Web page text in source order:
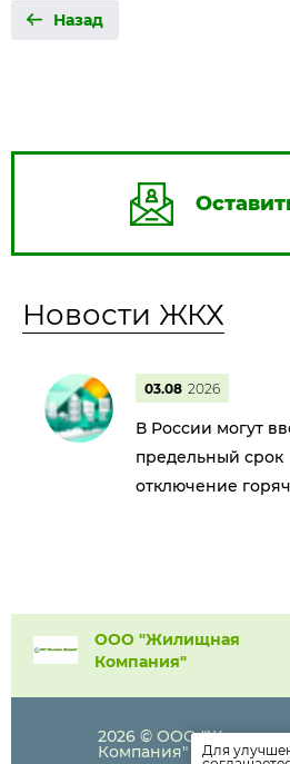
Назад
Новости ЖКХ
03.08 2026
В России могут
предельный срок
отключение
ООО "Жилищная
Компания"
2026 © ООО
Компания"
Для